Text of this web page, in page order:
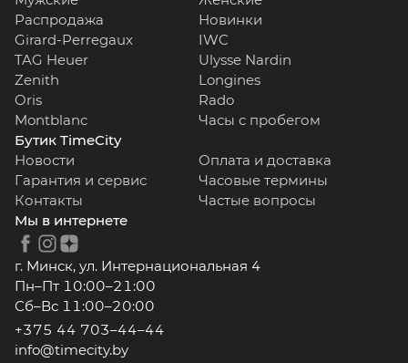
Распродажа
Новинки
Girard-Perregaux
IWC
TAG Heuer
Ulysse Nardin
Zenith
Longines
Oris
Rado
Montblanc
Часы с пробегом
Бутик TimeCity
Новости
Оплата и доставка
Гарантия и сервис
Часовые термины
Контакты
Частые вопросы
Мы в интернете
г. Минск, ул. Интернациональная 4
Пн–Пт 10:00–21:00
Сб–Вс 11:00–20:00
+375 44 703–44–44
info@timecity.by